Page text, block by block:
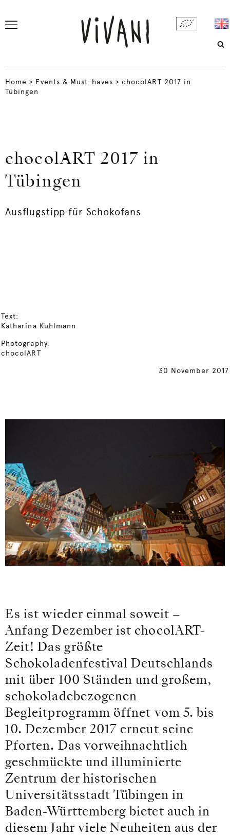
Home > Events & Must-haves > chocolART 2017 in
Tübingen
chocolART 2017 in
Tübingen
Ausflugstipp für Schokofans
Text:
Katharina Kuhlmann
Photography:
chocolART
30 November 2017
Es ist wieder einmal soweit –
Anfang Dezember ist chocolART-
Zeit! Das größte
Schokoladenfestival Deutschlands
mit über 100 Ständen und großem,
schokoladebezogenen
Begleitprogramm öffnet vom 5. bis
10. Dezember 2017 erneut seine
Pforten. Das vorweihnachtlich
geschmückte und illuminierte
Zentrum der historischen
Universitätsstadt Tübingen in
Baden-Württemberg bietet auch in
diesem Jahr viele Neuheiten aus der